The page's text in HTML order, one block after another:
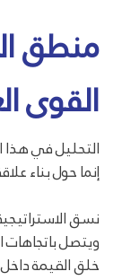
منطق
القوى
التحليل في هذا
إنما حول بناء
نسق
ويتصل باتجاهات
خلق القيمة